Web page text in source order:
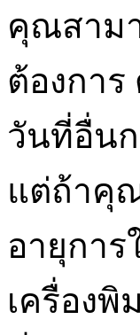
คุณสาม
ต้องกา
วันที่อื่น
แต่ถ้าคุ
อายุการ
เครื่องพิ